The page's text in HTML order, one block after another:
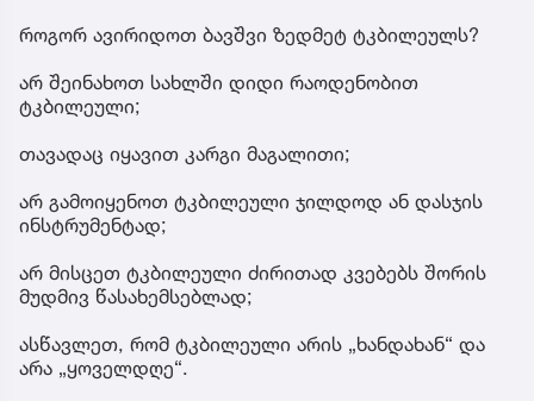
როგორ ავირიდოთ ბავშვი ზედმეტ ტკბილეულს?
არ შეინახოთ სახლში დიდი რაოდენობით
ტკბილეული;
თავადაც იყავით კარგი მაგალითი;
არ გამოიყენოთ ტკბილეული ჯილდოდ ან დასჯის
ინსტრუმენტად;
არ მისცეთ ტკბილეული ძირითად კვებებს შორის
მუდმივ წასახემსებლად;
ასწავლეთ, რომ ტკბილეული არის „ხანდახან“ და
არა „ყოველდღე“.